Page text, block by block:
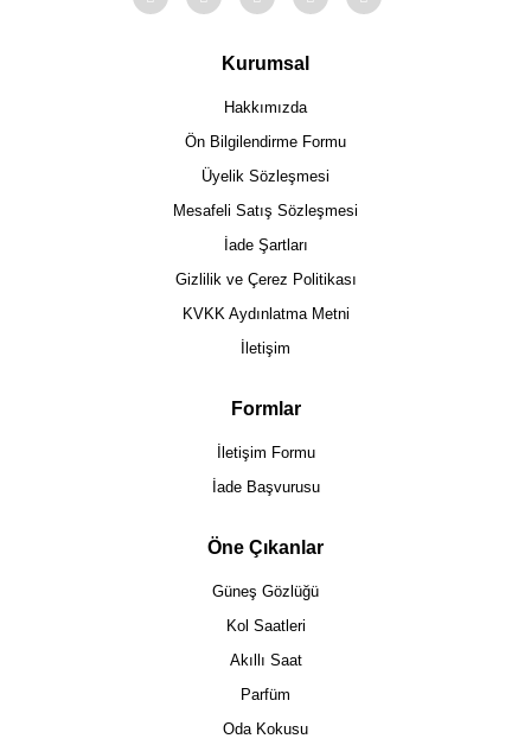
Kurumsal
Hakkımızda
Ön Bilgilendirme Formu
Üyelik Sözleşmesi
Mesafeli Satış Sözleşmesi
İade Şartları
Gizlilik ve Çerez Politikası
KVKK Aydınlatma Metni
İletişim
Formlar
İletişim Formu
İade Başvurusu
Öne Çıkanlar
Güneş Gözlüğü
Kol Saatleri
Akıllı Saat
Parfüm
Oda Kokusu